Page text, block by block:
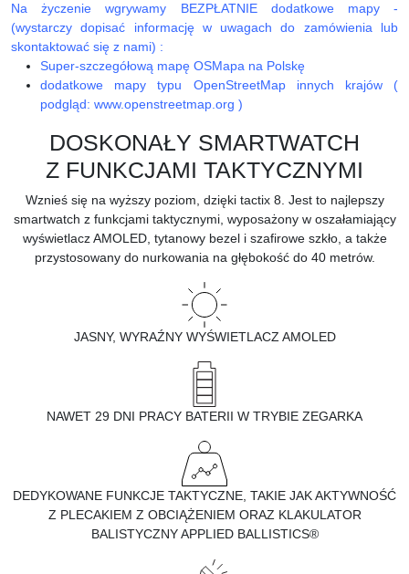
Na życzenie wgrywamy BEZPŁATNIE dodatkowe mapy -
(wystarczy dopisać informację w uwagach do zamówienia lub
skontaktować się z nami) :
Super-szczegółową mapę OSMapa na Polskę
dodatkowe mapy typu OpenStreetMap innych krajów (
podgląd: www.openstreetmap.org )
DOSKONAŁY SMARTWATCH
Z FUNKCJAMI TAKTYCZNYMI
Wznieś się na wyższy poziom, dzięki tactix 8. Jest to najlepszy
smartwatch z funkcjami taktycznymi, wyposażony w oszałamiający
wyświetlacz AMOLED, tytanowy bezel i szafirowe szkło, a także
przystosowany do nurkowania na głębokość do 40 metrów.
JASNY, WYRAŹNY WYŚWIETLACZ AMOLED
NAWET 29 DNI PRACY BATERII W TRYBIE ZEGARKA
DEDYKOWANE FUNKCJE TAKTYCZNE, TAKIE JAK AKTYWNOŚĆ
Z PLECAKIEM Z OBCIĄŻENIEM ORAZ KLAKULATOR
BALISTYCZNY APPLIED BALLISTICS®